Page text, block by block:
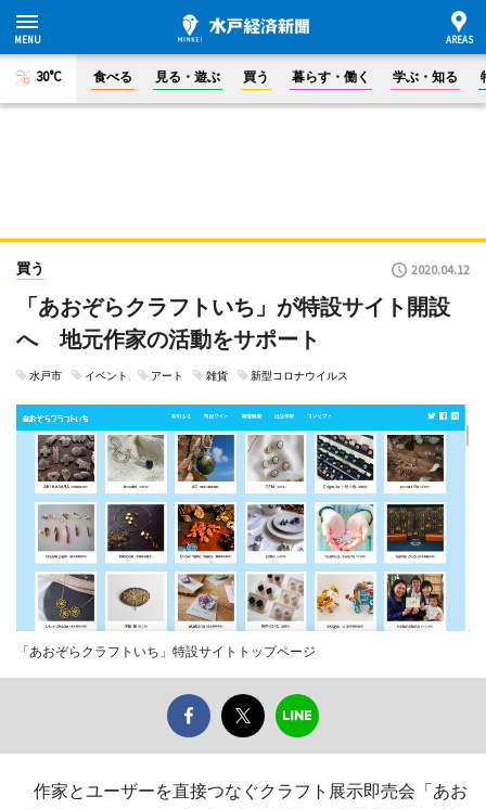
30°C 食べる 見る・遊ぶ 買う 暮らす・働く 学ぶ・知る
買う 2020.04.12
「あおぞらクラフトいち」が特設サイト開設
へ 地元作家の活動をサポート
水戸市 イベント アート 雑貨 新型コロナウイルス
「あおぞらクラフトいち」特設サイトトップページ
作家とユーザーを直接つなぐクラフト展示即売会「あお